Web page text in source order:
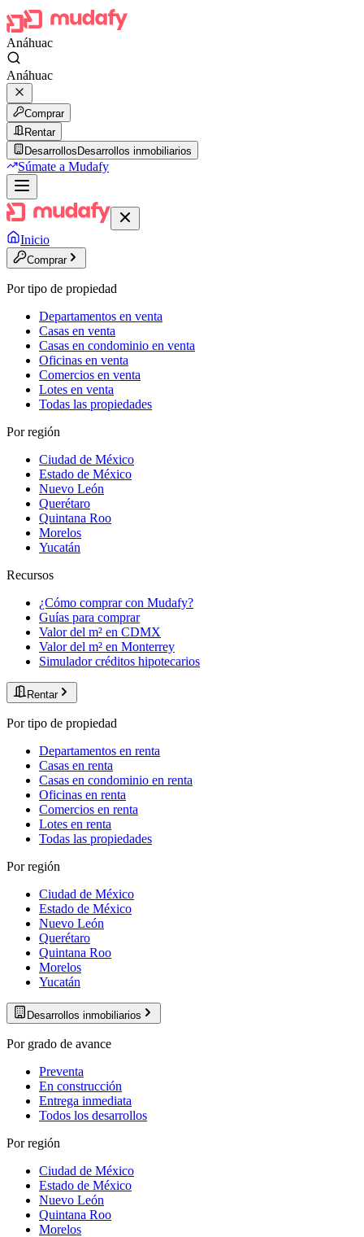
Anáhuac
Anáhuac
Comprar
Rentar
Desarrollos Desarrollos inmobiliarios
Súmate a Mudafy
Inicio
Comprar
Por tipo de propiedad
Departamentos en venta
Casas en venta
Casas en condominio en venta
Oficinas en venta
Comercios en venta
Lotes en venta
Todas las propiedades
Por región
Ciudad de México
Estado de México
Nuevo León
Querétaro
Quintana Roo
Morelos
Yucatán
Recursos
¿Cómo comprar con Mudafy?
Guías para comprar
Valor del m² en CDMX
Valor del m² en Monterrey
Simulador créditos hipotecarios
Rentar
Por tipo de propiedad
Departamentos en renta
Casas en renta
Casas en condominio en renta
Oficinas en renta
Comercios en renta
Lotes en renta
Todas las propiedades
Por región
Ciudad de México
Estado de México
Nuevo León
Querétaro
Quintana Roo
Morelos
Yucatán
Desarrollos inmobiliarios
Por grado de avance
Preventa
En construcción
Entrega inmediata
Todos los desarrollos
Por región
Ciudad de México
Estado de México
Nuevo León
Quintana Roo
Morelos